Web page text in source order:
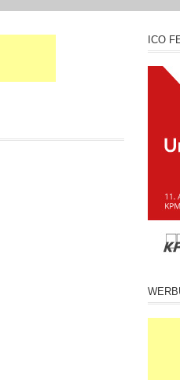
ICO